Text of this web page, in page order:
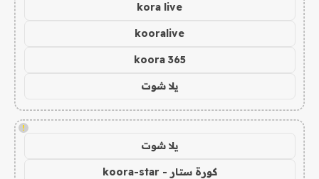
kora live
kooralive
koora 365
يلا شوت
!
يلا شوت
كورة ستار - koora-star